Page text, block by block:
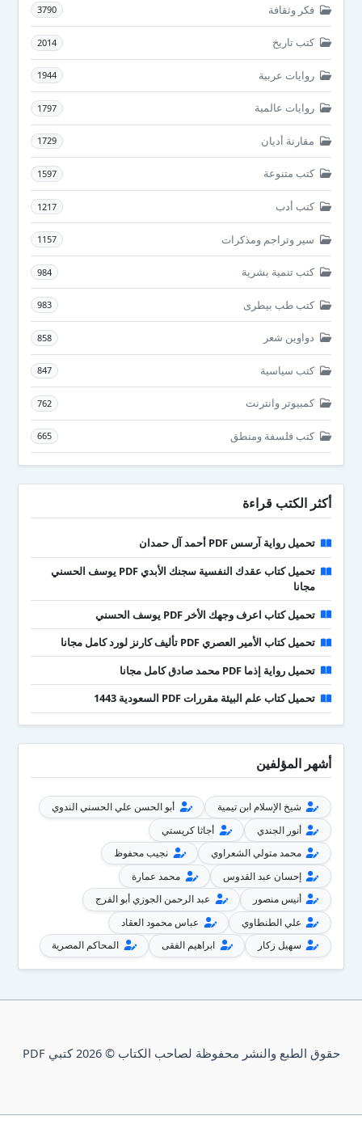
فكر وثقافة 3790
كتب تاريخ 2014
روايات عربية 1944
روايات عالمية 1797
مقارنة أديان 1729
كتب متنوعة 1597
كتب أدب 1217
سير وتراجم ومذكرات 1157
كتب تنمية بشرية 984
كتب طب بيطرى 983
دواوين شعر 858
كتب سياسية 847
كمبيوتر وانترنت 762
كتب فلسفة ومنطق 665
أكثر الكتب قراءة
تحميل رواية آرسس PDF أحمد آل حمدان
تحميل كتاب عقدك النفسية سجنك الأبدي PDF يوسف الحسني
مجانا
تحميل كتاب اعرف وجهك الأخر PDF يوسف الحسني
تحميل كتاب الأمير العصري PDF تأليف كارنز لورد كامل مجانا
تحميل رواية إذما PDF محمد صادق كامل مجانا
تحميل كتاب علم البيئة مقررات PDF السعودية 1443
أشهر المؤلفين
شيخ الإسلام ابن تيمية
أبو الحسن علي الحسني الندوي
أنور الجندي
أجاثا كريستي
محمد متولي الشعراوي
نجيب محفوظ
إحسان عبد القدوس
محمد عمارة
أنيس منصور
عبد الرحمن الجوزي أبو الفرج
علي الطنطاوي
عباس محمود العقاد
سهيل زكار
ابراهيم الفقى المحاكم المصرية
حقوق الطبع والنشر محفوظة لصاحب الكتاب © 2026 كتبي PDF